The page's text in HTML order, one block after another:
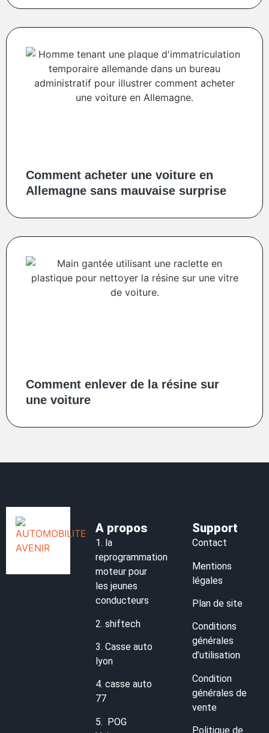
Comment acheter une voiture en
Allemagne sans mauvaise surprise
Comment enlever de la résine sur
une voiture
A propos
1. la
reprogrammation
moteur pour
les jeunes
conducteurs
2.shiftech
3.Casse auto
lyon
4.casse auto
77
5. POG
Support
Contact
Mentions
légales
Plan de site
Conditions
générales
d’utilisation
Condition
générales de
vente
Politique de